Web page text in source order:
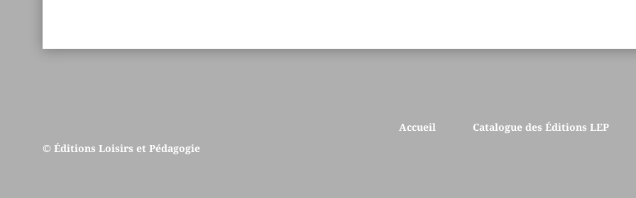
© Éditions Loisirs et Pédagogie
Accueil Catalogue des Éditions LEP